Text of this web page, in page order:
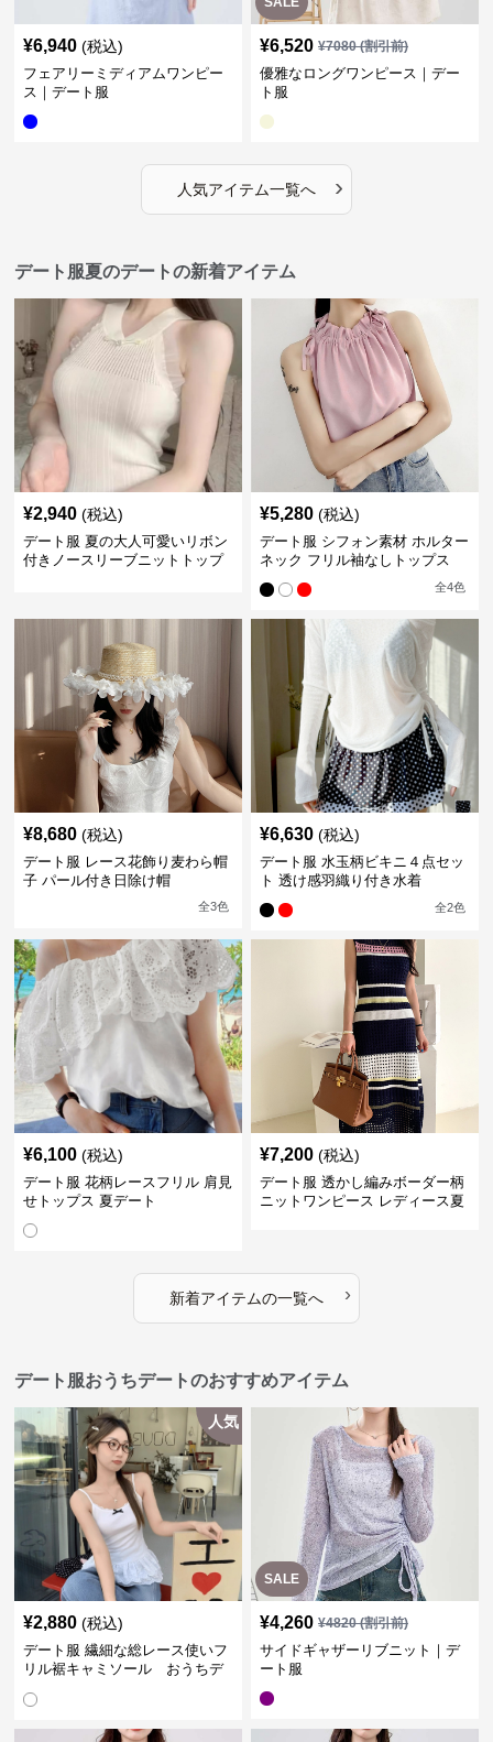
¥6,940 (税込)
フェアリーミディアムワンピー
ス｜デート服
¥6,520 ¥7080(割引前)
優雅なロングワンピース｜デー
ト服
人気アイテム一覧へ ›
デート服夏のデートの新着アイテム
¥2,940 (税込)
デート服 夏の大人可愛いリボン
付きノースリーブニットトップ
¥5,280 (税込)
デート服 シフォン素材 ホルター
ネック フリル袖なしトップス
全4色
¥8,680 (税込)
デート服 レース花飾り麦わら帽
子 パール付き日除け帽
全3色
¥6,630 (税込)
デート服 水玉柄ビキニ４点セッ
ト 透け感羽織り付き水着
全2色
¥6,100 (税込)
デート服 花柄レースフリル 肩見
せトップス 夏デート
¥7,200 (税込)
デート服 透かし編みボーダー柄
ニットワンピース レディース夏
新着アイテムの一覧へ ›
デート服おうちデートのおすすめアイテム
人気
¥2,880 (税込)
デート服 繊細な総レース使いフ
リル裾キャミソール おうちデ
SALE
¥4,260 ¥4820(割引前)
サイドギャザーリブニット｜デ
ート服